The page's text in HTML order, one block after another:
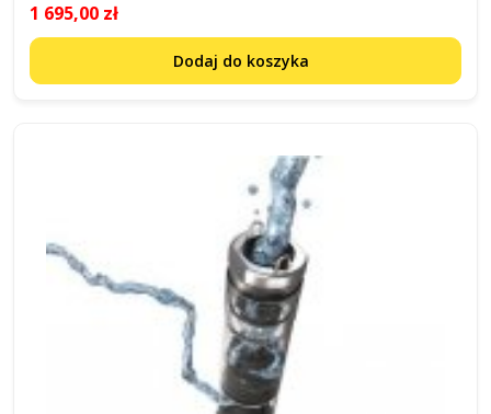
1 695,00 zł
Dodaj do koszyka